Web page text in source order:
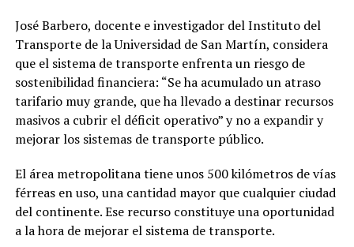
José Barbero, docente e investigador del Instituto del
Transporte de la Universidad de San Martín, considera
que el sistema de transporte enfrenta un riesgo de
sostenibilidad financiera: “Se ha acumulado un atraso
tarifario muy grande, que ha llevado a destinar recursos
masivos a cubrir el déficit operativo” y no a expandir y
mejorar los sistemas de transporte público.
El área metropolitana tiene unos 500 kilómetros de vías
férreas en uso, una cantidad mayor que cualquier ciudad
del continente. Ese recurso constituye una oportunidad
a la hora de mejorar el sistema de transporte.